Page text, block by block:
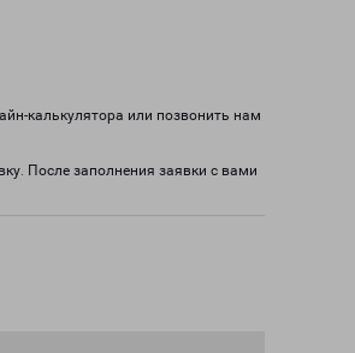
калькулятора или позвонить нам
После заполнения заявки с вами